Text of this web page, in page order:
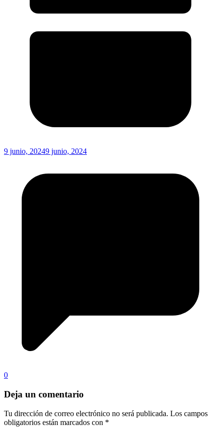
9 junio, 20249 junio, 2024
0
Deja un comentario
Tu dirección de correo electrónico no será publicada. Los campos
obligatorios están marcados con *